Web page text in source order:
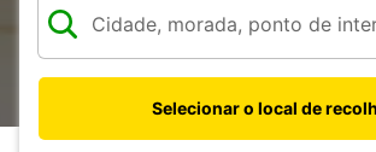
Selecionar o local de